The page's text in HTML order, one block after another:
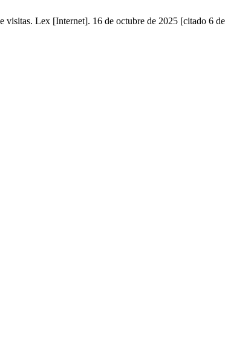
Lex [Internet]. 16 de octubre de 2025 [citado 6 de